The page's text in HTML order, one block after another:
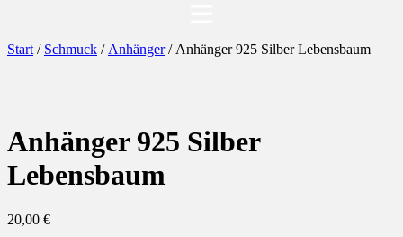
Start / Schmuck / Anhänger/ Anhänger 925 Silber Lebensbaum
Anhänger 925 Silber
Lebensbaum
20,00 €